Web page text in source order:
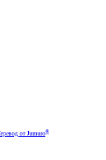
от Jumuro®